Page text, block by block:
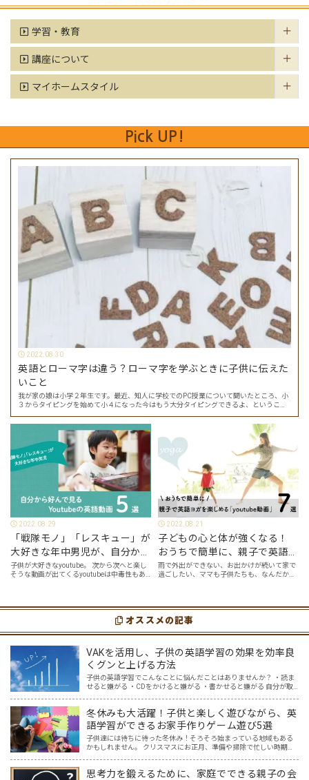
学習・教育
講座について
マイホームスタイル
Pick UP!
2022.08.30
英語とローマ字は違う？ローマ字を学ぶときに子供に伝えた
いこと
我が家の娘は小学２年生です。最近、知人に学校でのPC授業について聞いたところ、小
３からタイピングを始めて小４になった今はもう大分タイピングできるよ、ということ
で…
2022.08.29
「戦隊モノ」「レスキュー」が
大好きな年中男児が、自分から
好んで見るyoutube英語動画５
選
子供が大好きなyoutube。 次から次へと楽し
そうな動画が出てくるyoutubeは中毒性もあ
youtubeやゲーム、アプリだ…
2022.08.21
子どもの心と体が強くなる！
おうちで簡単に、親子で英語ヨ
ガを楽しめる「youtube動画」
７選
雨で外出ができない、お出かけが続いて家で
過ごしたい、ママも子供たちも、なんだか疲
スメの「youtube動画」を紹介します…
オススメの記事
VAKを活用し、子供の英語学習の効果を効率良
くグンと上げる方法
子供の英語学習でこんなことに悩んだことはありませんか？ ・読ま
せると嫌がる ・CDをかけると嫌がる ・書かせると嫌がる 自分が取
冬休みも大活躍！子供と楽しく遊びながら、英
語学習ができるお家手作りゲーム遊び5選
子供達には待ちに待った冬休み！そろそろ始まっている地域もある
かもしれません。 クリスマスにお正月、準備や掃除で忙しい時期で
思考力を鍛えるために、家庭でできる親子の会